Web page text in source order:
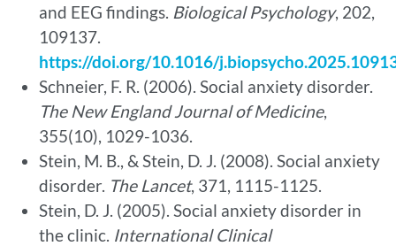
and EEG findings. Biological Psychology, 202,
109137.
https://doi.org/10.1016/
Schneier, F. R. (2006). Social anxiety disorder.
The New England Journal of Medicine,
355(10), 1029-1036.
Stein, M. B., & Stein, D. J. (2008). Social anxiety
disorder. The Lancet, 371, 1115-1125.
Stein, D. J. (2005). Social anxiety disorder in
the clinic. International Clinical